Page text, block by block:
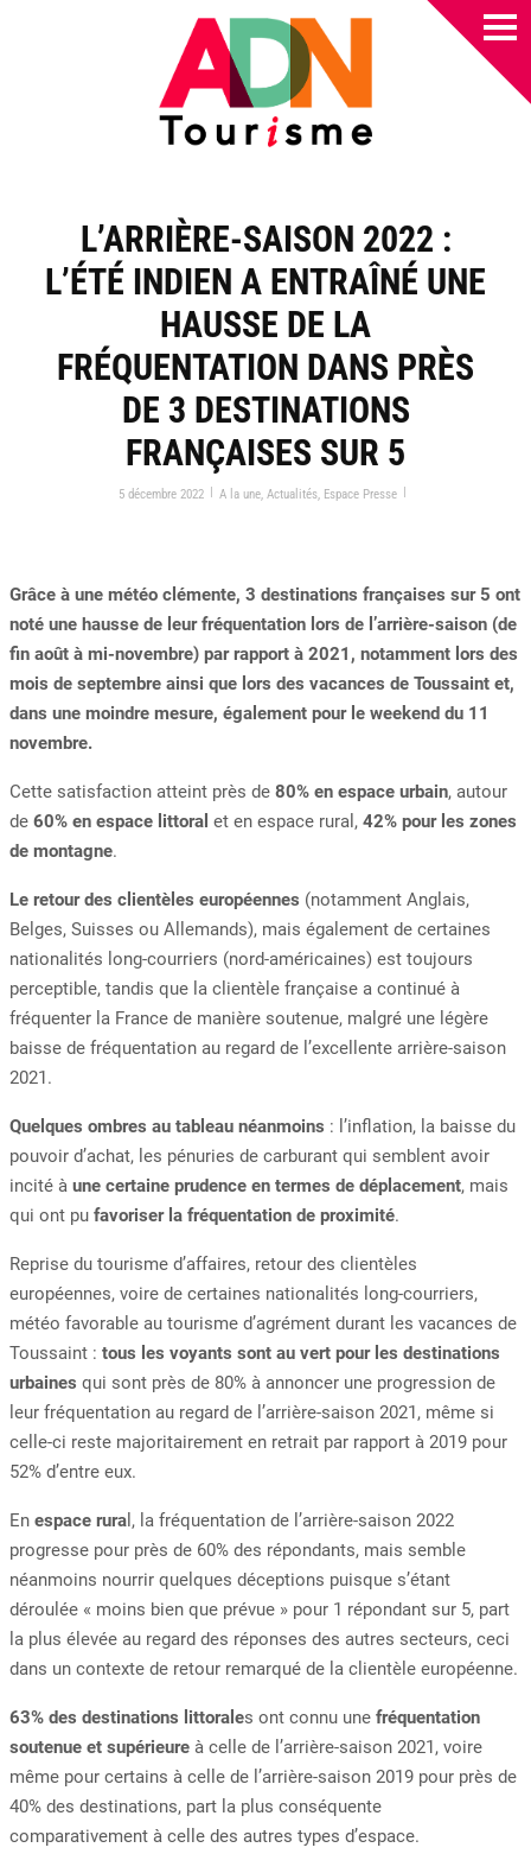
L’ARRIÈRE-SAISON 2022 :
L’ÉTÉ INDIEN A ENTRAÎNÉ UNE
HAUSSE DE LA
FRÉQUENTATION DANS PRÈS
DE 3 DESTINATIONS
FRANÇAISES SUR 5
5 décembre 2022 | A la une, Actualités, Espace Presse |
Grâce à une météo clémente, 3 destinations françaises sur 5 ont
noté une hausse de leur fréquentation lors de l’arrière-saison (de
fin août à mi-novembre) par rapport à 2021, notamment lors des
mois de septembre ainsi que lors des vacances de Toussaint et,
dans une moindre mesure, également pour le weekend du 11
novembre.
Cette satisfaction atteint près de 80% en espace urbain, autour
de 60% en espace littoral et en espace rural, 42% pour les zones
de montagne.
Le retour des clientèles européennes (notamment Anglais,
Belges, Suisses ou Allemands), mais également de certaines
nationalités long-courriers (nord-américaines) est toujours
perceptible, tandis que la clientèle française a continué à
fréquenter la France de manière soutenue, malgré une légère
baisse de fréquentation au regard de l’excellente arrière-saison
2021.
Quelques ombres au tableau néanmoins : l’inflation, la baisse du
pouvoir d’achat, les pénuries de carburant qui semblent avoir
incité à une certaine prudence en termes de déplacement, mais
qui ont pu favoriser la fréquentation de proximité.
Reprise du tourisme d’affaires, retour des clientèles
européennes, voire de certaines nationalités long-courriers,
météo favorable au tourisme d’agrément durant les vacances de
Toussaint : tous les voyants sont au vert pour les destinations
urbaines qui sont près de 80% à annoncer une progression de
leur fréquentation au regard de l’arrière-saison 2021, même si
celle-ci reste majoritairement en retrait par rapport à 2019 pour
52% d’entre eux.
En espace rura l, la fréquentation de l’arrière-saison 2022
progresse pour près de 60% des répondants, mais semble
néanmoins nourrir quelques déceptions puisque s’étant
déroulée « moins bien que prévue » pour 1 répondant sur 5, part
la plus élevée au regard des réponses des autres secteurs, ceci
dans un contexte de retour remarqué de la clientèle européenne.
63% des destinations littorales ont connu une fréquentation
soutenue et supérieure à celle de l’arrière-saison 2021, voire
même pour certains à celle de l’arrière-saison 2019 pour près de
40% des destinations, part la plus conséquente
comparativement à celle des autres types d’espace.